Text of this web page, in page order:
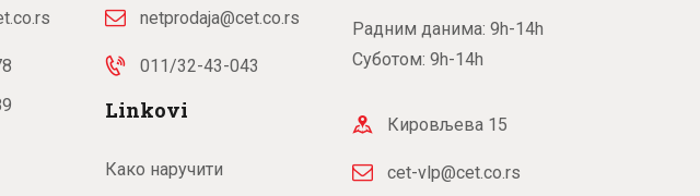
netprodaja@cet.co.rs
011/32-43-043
Linkovi
Како наручити
Радним данима: 9h-14h
Суботом: 9h-14h
Кировљева 15
cet-vlp@cet.co.rs